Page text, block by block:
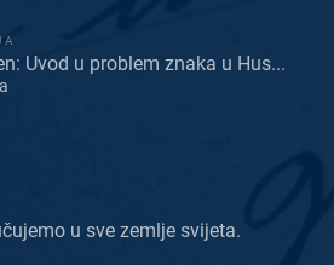
Uvod u problem znaka u Hus...
u sve zemlje svijeta.